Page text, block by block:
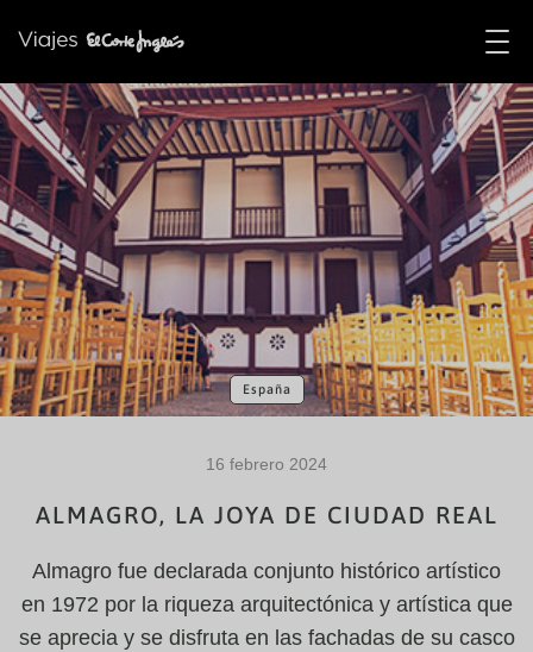
España
16 febrero 2024
ALMAGRO, LA JOYA DE CIUDAD REAL
Almagro fue declarada conjunto histórico artístico
en 1972 por la riqueza arquitectónica y artística que
se aprecia y se disfruta en las fachadas de su casco